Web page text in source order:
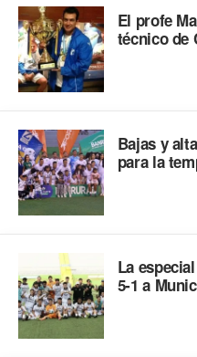
El profe
técnico de
Bajas y
para la
La
5-1 a